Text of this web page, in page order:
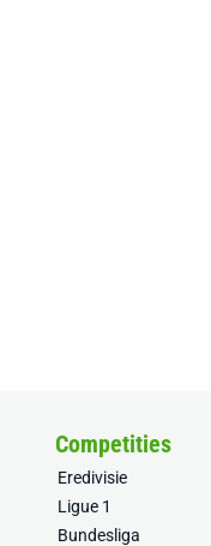
Competities
Eredivisie
Ligue 1
Bundesliga